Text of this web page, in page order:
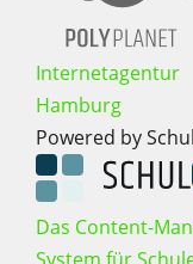
Internetagentur
Hamburg
Powered by
Das Content-